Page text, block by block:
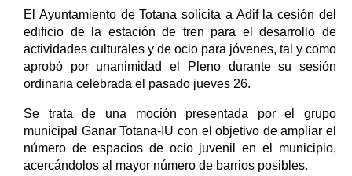
El Ayuntamiento de Totana solicita a Adif la cesión del
edificio de la estación de tren para el desarrollo de
actividades culturales y de ocio para jóvenes, tal y como
aprobó por unanimidad el Pleno durante su sesión
ordinaria celebrada el pasado jueves 26.
Se trata de una moción presentada por el grupo
municipal Ganar Totana-IU con el objetivo de ampliar el
número de espacios de ocio juvenil en el municipio,
acercándolos al mayor número de barrios posibles.